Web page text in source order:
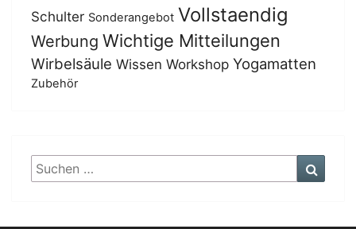
Schulter Sonderangebot Vollstaendig
Werbung Wichtige Mitteilungen
Wirbelsäule Wissen Workshop Yogamatten
Zubehör
Suchen
nach: